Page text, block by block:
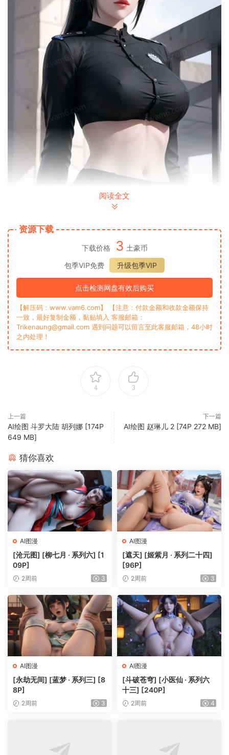
阅读全文
资源下载
下载价格 3 土豪币
包季VIP免费
升级包季VIP
点击检测网盘有效后购买
【解压码：www.vam6.com】 【注意：付款金额和收款金额保持
一致，最好复制金额，黏贴填入 客服邮箱：
Trikenaung@gmail.com 遇到问题可以留言至此客服邮箱，48小时
之内处理！
4 3
上一篇
AI绘图 斗罗大陆 胡列娜 [174P
649 MB]
下一篇
AI绘图 赵琳儿 2 [74P 272 MB]
猜你喜欢
AI图漫
[沧元图] [柳七月 · 系列六] [1
09P]
2周前 3
AI图漫
[遮天] [姬紫月 · 系列二十四]
[96P]
2周前 3
AI图漫
[永劫无间] [蓝梦 · 系列三] [8
8P]
2周前 3
AI图漫
[斗破苍穹] [小医仙 · 系列六
十三] [240P]
2周前 4